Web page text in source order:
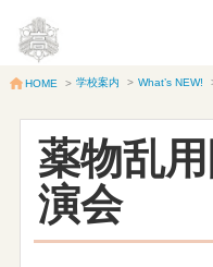
HOME > 学校案内 > What’s NEW!
薬物乱
演会